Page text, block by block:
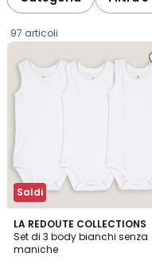
97 articoli
Saldi
LA REDOUTE COLLECTIONS
Set di 3 body bianchi senza
maniche
4,3
/ 5